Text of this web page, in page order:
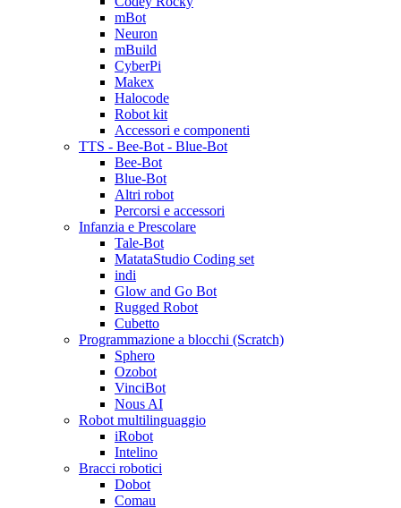
mBot
Neuron
mBuild
CyberPi
Makex
Halocode
Robot kit
Accessori e componenti
TTS - Bee-Bot - Blue-Bot
Bee-Bot
Blue-Bot
Altri robot
Percorsi e accessori
Infanzia e Prescolare
Tale-Bot
MatataStudio Coding set
indi
Glow and Go Bot
Rugged Robot
Cubetto
Programmazione a blocchi (Scratch)
Sphero
Ozobot
VinciBot
Nous AI
Robot multilinguaggio
iRobot
Intelino
Bracci robotici
Dobot
Comau